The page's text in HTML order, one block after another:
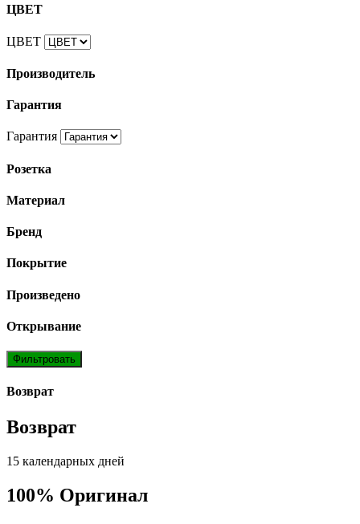
ЦВЕТ
ЦВЕТ
Производитель
Гарантия
Гарантия
Розетка
Материал
Бренд
Покрытие
Произведено
Открывание
Фильтровать
Возврат
Возврат
15 календарных дней
100% Оригинал